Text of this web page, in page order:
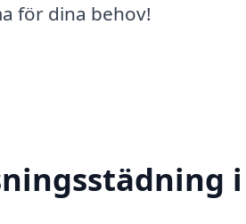
för dina behov!
i